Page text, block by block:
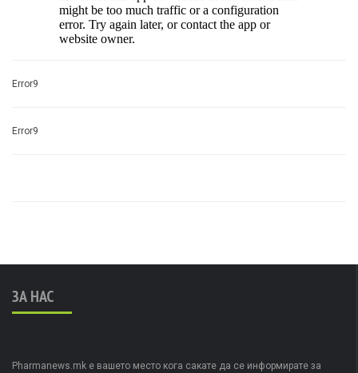
Error9
Error9
ЗА НАС
Pharmanews.mk е вашето место кога сакате да се информирате за